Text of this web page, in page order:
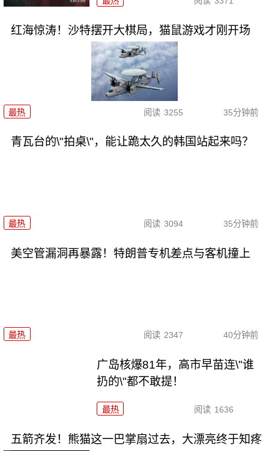
红海惊涛！沙特摆开大棋局，猫鼠游戏才刚开场
最热 阅读 3255 35分钟前
青瓦台的\"拍桌\"，能让跪太久的韩国站起来吗？
最热 阅读 3094 35分钟前
美空管漏洞再暴露！特朗普专机差点与客机撞上
最热 阅读 2347 40分钟前
广岛核爆81年，高市早苗连\"谁
扔的\"都不敢提！
最热 阅读 1636
五箭齐发！熊猫这一巴掌扇过去，大漂亮终于知疼